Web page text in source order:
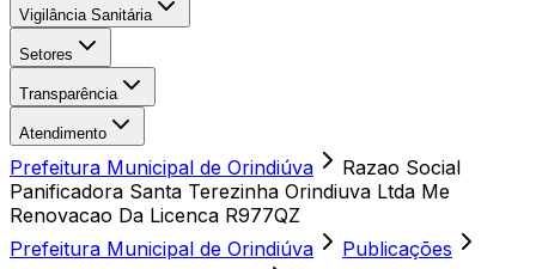
Vigilância Sanitária
Setores
Transparência
Atendimento
Prefeitura Municipal de Orindiúva
Razao Social
Panificadora Santa Terezinha Orindiuva Ltda Me
Renovacao Da Licenca R977QZ
Prefeitura Municipal de Orindiúva
Publicações